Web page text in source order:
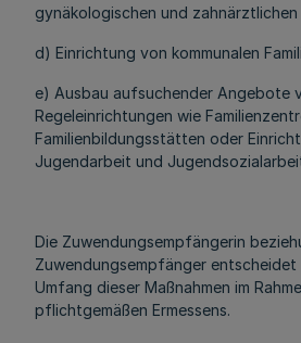
gynäkologischen und zahnärztlichen
d) Einrichtung von kommunalen
e) Ausbau aufsuchender Angebote
Regeleinrichtungen wie
Familienbildungsstätten oder
Jugendarbeit und
Die Zuwendungsempfängerin
Zuwendungsempfänger
Umfang dieser Maßnahmen im
pflichtgemäßen Ermessens.